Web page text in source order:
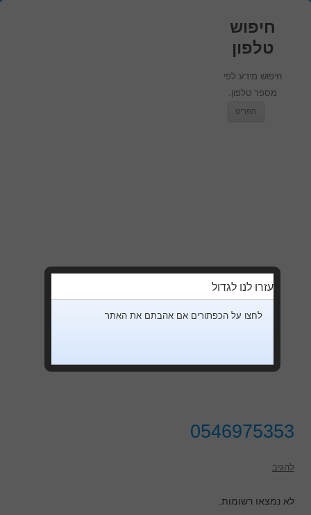
חיפוש
טלפון
חיפוש מידע לפי
מספר טלפון.
תפריט
0546975353
להגיב
לא נמצאו רשומות.
עזרו לנו לגדול
לחצו על הכפתורים אם אהבתם את האתר